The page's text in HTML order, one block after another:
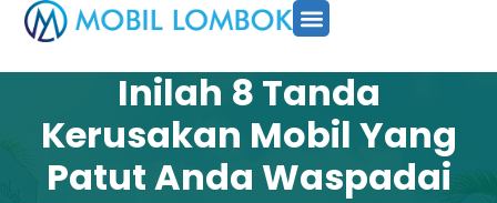
Inilah 8 Tanda
Kerusakan Mobil Yang
Patut Anda Waspadai